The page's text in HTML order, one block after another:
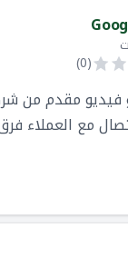
(
0
)
مقدم من
مع العملاء